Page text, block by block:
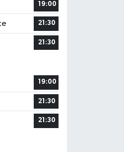
19:00
21:30
21:30
19:00
21:30
21:30